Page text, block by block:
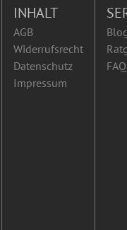
INHALT
AGB
Widerrufsrecht
Datenschutz
Impressum
FAQ